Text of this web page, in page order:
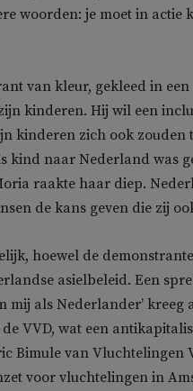
woorden: je moet in actie
van kleur, gekleed in
kinderen. Hij wil een
kinderen zich ook zouden
kind naar Nederland was
raakte haar diep.
de kans geven die zij
hoewel de
asielbeleid. Een
mij als Nederlander’ kreeg
VVD, wat een
Bimule van Vluchtelingen
voor vluchtelingen in